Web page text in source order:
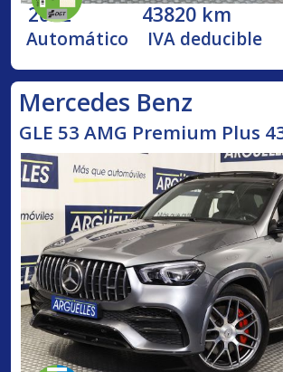
2022 43820 km
Automático IVA deducible
Mercedes Benz
GLE 53 AMG Premium Plus